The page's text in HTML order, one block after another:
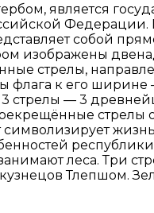
является
Федерации.
собой
изображены
стрелы,
к его ширине —
3 стрелы — 3
стрелы
леса. Три
Тлепшом.